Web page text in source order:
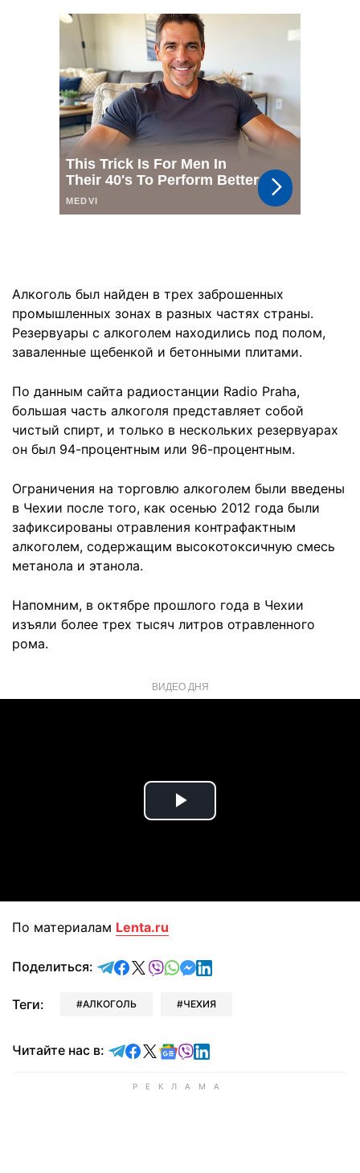
Алкоголь был найден в трех заброшенных
промышленных зонах в разных частях страны.
Резервуары с алкоголем находились под полом,
заваленные щебенкой и бетонными плитами.
По данным сайта радиостанции Radio Praha,
большая часть алкоголя представляет собой
чистый спирт, и только в нескольких резервуарах
он был 94-процентным или 96-процентным.
Ограничения на торговлю алкоголем были введены
в Чехии после того, как осенью 2012 года были
зафиксированы отравления контрафактным
алкоголем, содержащим высокотоксичную смесь
метанола и этанола.
Напомним, в октябре прошлого года в Чехии
изъяли более трех тысяч литров отравленного
рома.
ВИДЕО ДНЯ
Play
По материалам Lenta.ru
Поделиться: отправить в Telegram
поделиться в Facebook
поделиться в X
отправить в Viber
отправить в Whatsapp
отправить в Messenger
отправить в LinkedIn
Теги: АЛКОГОЛЬ ЧЕХИЯ
Читайте нас в: Читайте в Telegram
Читайте в Facebook
Читайте в X
Читайте в Google news
Читайте в Viber
Читайте в LinkedIn